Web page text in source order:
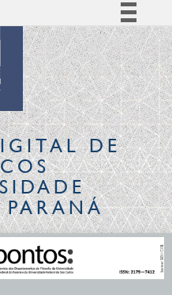
Simplifique!
Comunica BR
Participe
Acesso à informação
Legislação
CanaisDE